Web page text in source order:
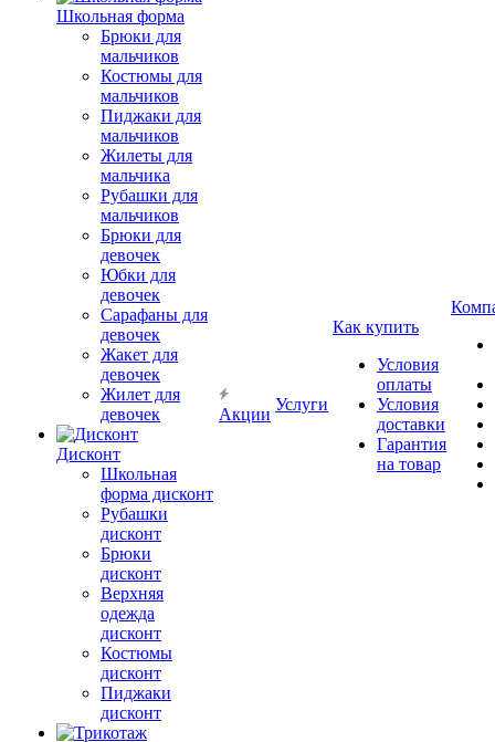
Школьная форма
Брюки для
мальчиков
Костюмы для
мальчиков
Пиджаки для
мальчиков
Жилеты для
мальчика
Рубашки для
мальчиков
Брюки для
девочек
Юбки для
девочек
Сарафаны для
девочек
Жакет для
девочек
Жилет для
девочек
Дисконт
Школьная
форма дисконт
Рубашки
дисконт
Брюки
дисконт
Верхняя
одежда
дисконт
Костюмы
дисконт
Пиджаки
дисконт
Акции
Услуги
Как купить
Условия
оплаты
Условия
доставки
Гарантия
на товар